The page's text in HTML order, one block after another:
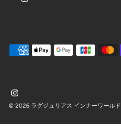
© 2026 ラグジュリアス インナーワールド